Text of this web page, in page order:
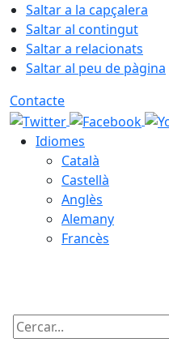
Saltar a la capçalera
Saltar al contingut
Saltar a relacionats
Saltar al peu de pàgina
Contacte
Idiomes
Català
Castellà
Anglès
Alemany
Francès
Cercar: